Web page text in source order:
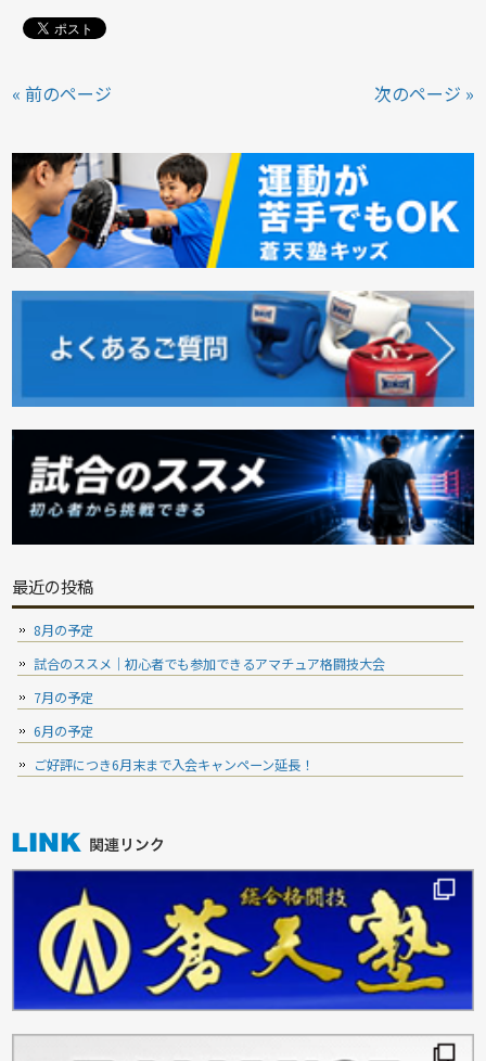
« 前のページ 次のページ »
最近の投稿
8月の予定
試合のススメ｜初心者でも参加できるアマチュア格闘技大会
7月の予定
6月の予定
ご好評につき6月末まで入会キャンペーン延長！